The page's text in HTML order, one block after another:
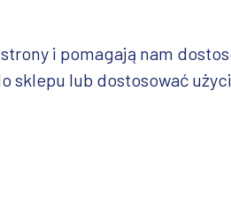
i pomagają nam
sklepu lub dostosować